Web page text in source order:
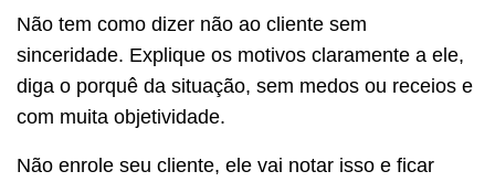
Não tem como dizer não ao cliente sem
sinceridade. Explique os motivos claramente a ele,
diga o porquê da situação, sem medos ou receios e
com muita objetividade.
Não enrole seu cliente, ele vai notar isso e ficar